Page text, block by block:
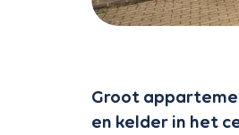
Groot
en kelder in het